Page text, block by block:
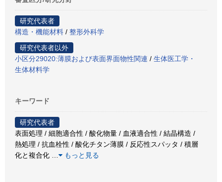
研究代表者
構造・機能材料 / 整形外科学
研究代表者以外
小区分29020:薄膜および表面界面物性関連 / 生体医工学・
生体材料学
キーワード
研究代表者
表面処理 / 細胞適合性 / 酸化物量 / 血液適合性 / 結晶構造 /
熱処理 / 抗血栓性 / 酸化チタン薄膜 / 反応性スパッタ / 積層
化と複合化
もっと見る